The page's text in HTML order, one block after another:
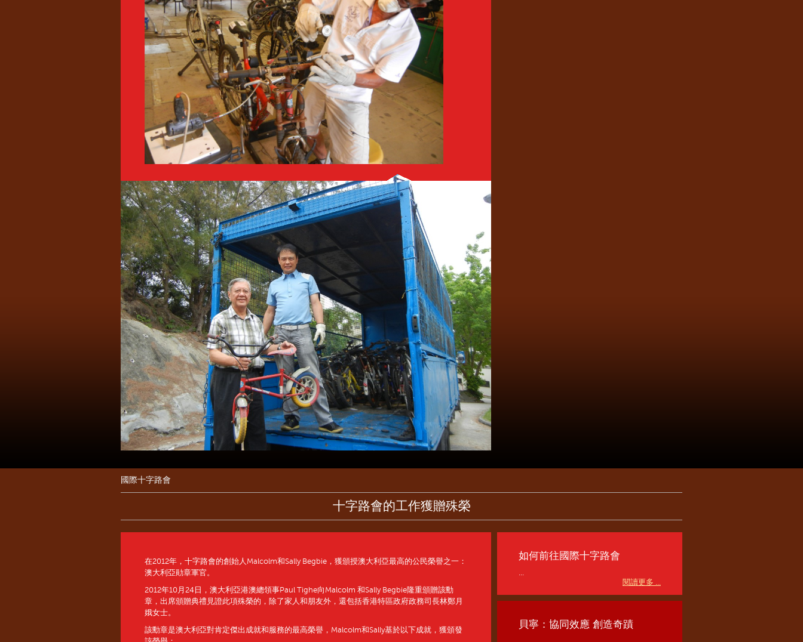
國際十字路會
十字路會的工作獲贈殊榮
在2012年，十字路會的創始人Malcolm和Sally Begbie，獲頒授澳大利亞最高的公民榮譽之一：
澳大利亞勛章軍官。
2012年10月24日，澳大利亞港澳總領事Paul Tighe向Malcolm 和Sally Begbie隆重頒贈該勳
章，出席頒贈典禮見證此項殊榮的，除了家人和朋友外，還包括香港特區政府政務司長林鄭月
娥女士。
該勳章是澳大利亞對肯定傑出成就和服務的最高榮譽，Malcolm和Sally基於以下成就，獲頒發
如何前往國際十字路會
...
閱讀更多 ...
貝寧：協同效應 創造奇蹟